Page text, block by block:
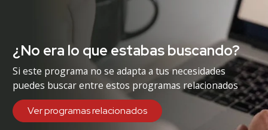
¿No era lo que estabas buscando?
Si este programa no se adapta a tus necesidades
puedes buscar entre estos programas relacionados
Ver programas relacionados